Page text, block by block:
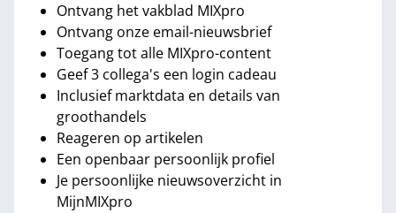
Ontvang het vakblad MIXpro
Ontvang onze email-nieuwsbrief
Toegang tot alle MIXpro-content
Geef 3 collega's een login cadeau
Inclusief marktdata en details van
groothandels
Reageren op artikelen
Een openbaar persoonlijk profiel
Je persoonlijke nieuwsoverzicht in
MijnMIXpro